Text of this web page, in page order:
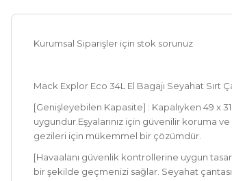
Kurumsal Siparişler için stok sorunuz
Mack Explor Eco 34L El Bagajı Seyahat Sırt
[Genişleyebilen Kapasite] : Kapalıyken 49 x
uygundur.Eşyalarınız için güvenilir koruma
gezileri için mükemmel bir çözümdür.
[Havaalanı güvenlik kontrollerine uygun
bir şekilde geçmenizi sağlar. Seyahat